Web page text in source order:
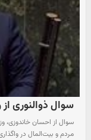
سوال ذوالنوری
سوال از احسان خاندوزی،
مردم و بیت‌المال در